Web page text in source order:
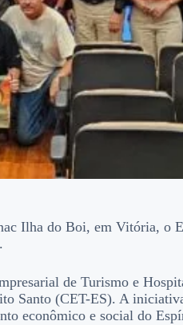
Ilha do Boi, em Vitória,
de Turismo e
Santo (CET-ES). A
econômico e social do